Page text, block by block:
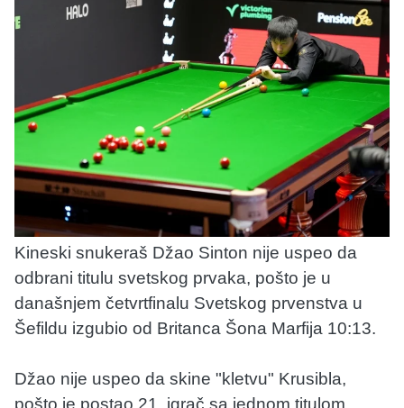
Kineski snukeraš Džao Sinton nije uspeo da
odbrani titulu svetskog prvaka, pošto je u
današnjem četvrtfinalu Svetskog prvenstva u
Šefildu izgubio od Britanca Šona Marfija 10:13.
Džao nije uspeo da skine "kletvu" Krusibla,
pošto je postao 21. igrač sa jednom titulom